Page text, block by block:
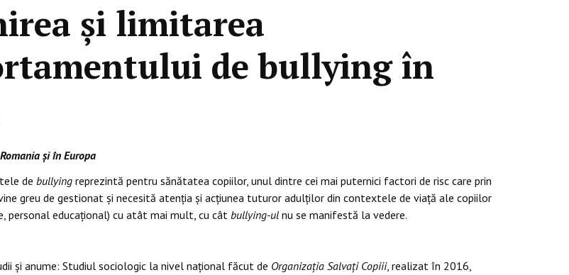
și limitarea
de bullying în
și în Europa
de bullying reprezintă pentru sănătatea copiilor, unul dintre cei mai puternici factori de risc care prin
greu de gestionat și necesită atenția și acțiunea tuturor adulților din contextele de viață ale copiilor
personal educațional) cu atât mai mult, cu cât bullying-ul nu se manifestă la vedere.
și anume: Studiul sociologic la nivel naţional făcut de Organizația Salvaţi Copiii, realizat în 2016,